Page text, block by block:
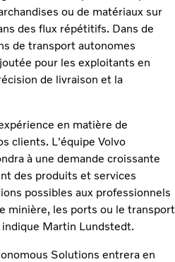
ou de matériaux sur
des flux répétitifs. Dans de
de transport autonomes
pour les exploitants en
de livraison et la
en matière de
clients. L'équipe Volvo
à une demande croissante
des produits et services
possibles aux professionnels
minière, les ports ou le transport
Martin Lundstedt.
Solutions entrera en